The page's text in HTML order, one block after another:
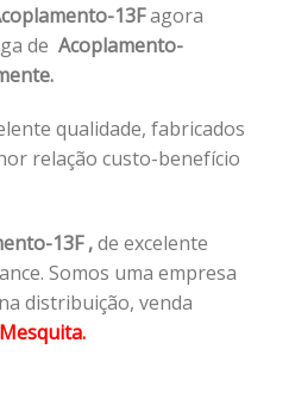
13Fagora
de Acoplamento-
qualidade, fabricados
relação custo-benefício
13F ,de excelente
Somos uma empresa
distribuição, venda
Mesquita.